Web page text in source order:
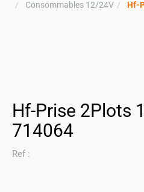
Consommables 12/24V
Hf-
Hf-Prise 2Plots
714064
Ref :